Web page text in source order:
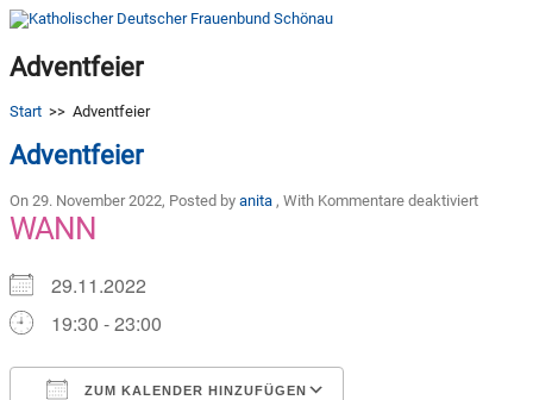
Adventfeier
Start >> Adventfeier
Adventfeier
On 29. November 2022, Posted by anita , With Kommentare deaktiviertfür
WANN
29.11.2022
19:30 - 23:00
ZUM KALENDER HINZUFÜGEN